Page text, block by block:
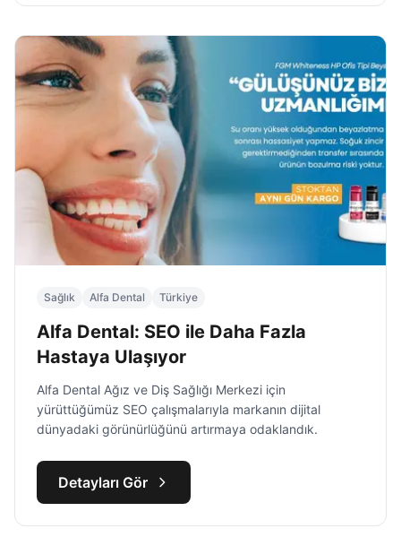
Sağlık Alfa Dental Türkiye
Alfa Dental: SEO ile Daha Fazla
Hastaya Ulaşıyor
Alfa Dental Ağız ve Diş Sağlığı Merkezi için
yürüttüğümüz SEO çalışmalarıyla markanın dijital
dünyadaki görünürlüğünü artırmaya odaklandık.
Detayları Gör